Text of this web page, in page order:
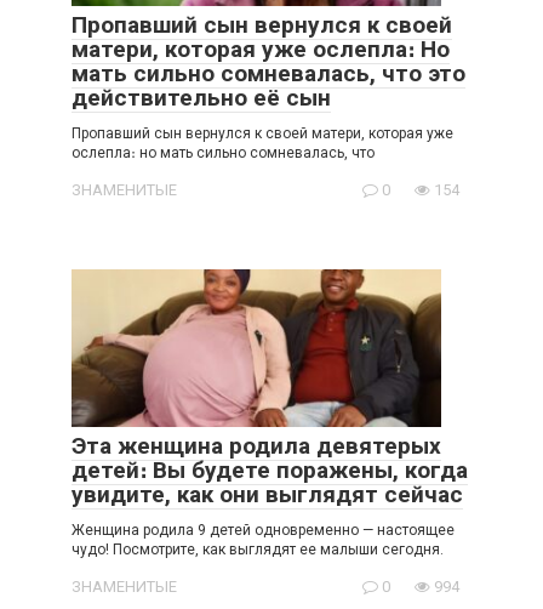
Пропавший сын вернулся к своей
матери, которая уже ослепла։ Но
мать сильно сомневалась, что это
действительно её сын
Пропавший сын вернулся к своей матери, которая уже
ослепла։ но мать сильно сомневалась, что
ЗНАМЕНИТЫЕ 0 154
Эта женщина родила девятерых
детей։ Вы будете поражены, когда
увидите, как они выглядят сейчас
Женщина родила 9 детей одновременно — настоящее
чудо! Посмотрите, как выглядят ee малыши сегодня.
ЗНАМЕНИТЫЕ 0 994